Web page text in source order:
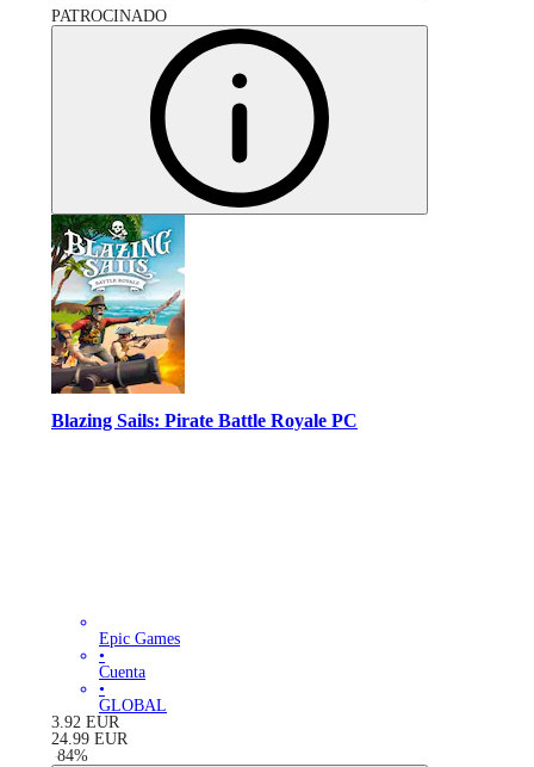
PATROCINADO
Blazing Sails: Pirate Battle Royale PC
Epic Games
•
Cuenta
•
GLOBAL
3.92 EUR
24.99 EUR
-84%